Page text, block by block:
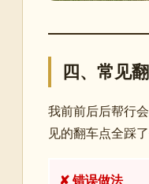
四、常见
我前前后后帮行
见的翻车点全踩
✘ 错误做法